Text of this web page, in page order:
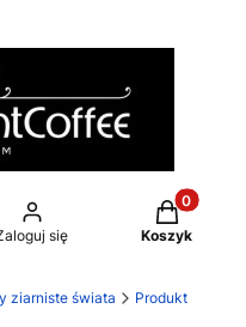
się
Produkty
Koszyk
ziarniste świata Produkt